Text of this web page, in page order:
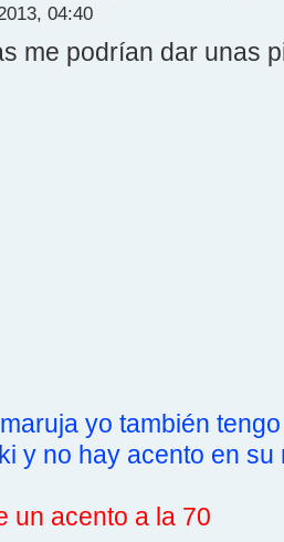
04:40
me podrían dar unas
yo también
y no hay acento en
un acento a la 70